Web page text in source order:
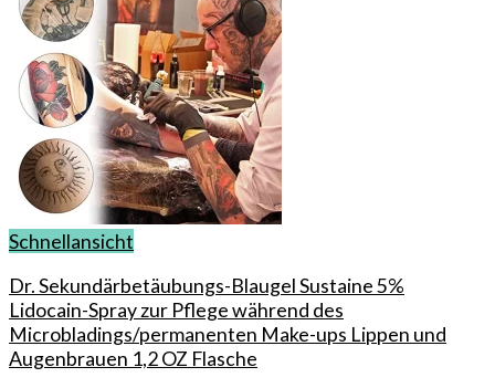
Schnellansicht
Dr. Sekundärbetäubungs-Blaugel Sustaine 5%
Lidocain-Spray zur Pflege während des
Microbladings/permanenten Make-ups Lippen und
Augenbrauen 1,2 OZ Flasche